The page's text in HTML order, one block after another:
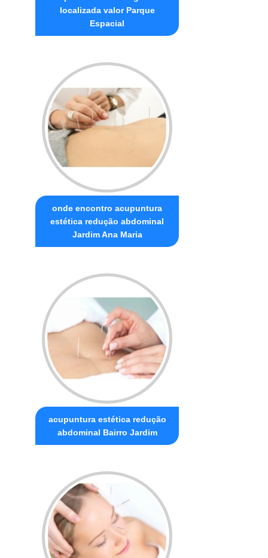
localizada valor Parque
Espacial
onde encontro acupuntura
estética redução abdominal
Jardim Ana Maria
acupuntura estética redução
abdominal Bairro Jardim